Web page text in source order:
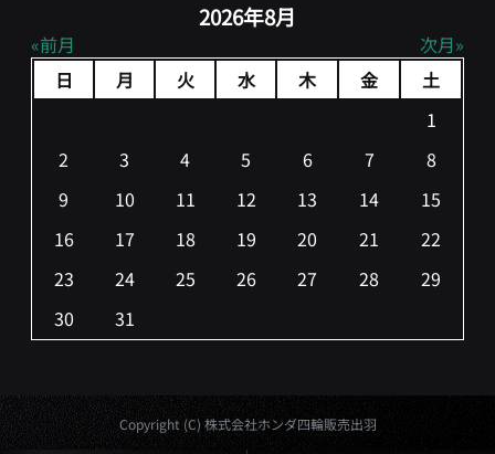
2026年8月
前月
次月
日
月 火 水 木 金
土
1
2
3 4 5 6 7
8
9
10 11 12 13 14
15
16
17 18 19 20 21
22
23
24 25 26 27 28
29
30
31
Copyright (C) 株式会社ホンダ四輪販売出羽